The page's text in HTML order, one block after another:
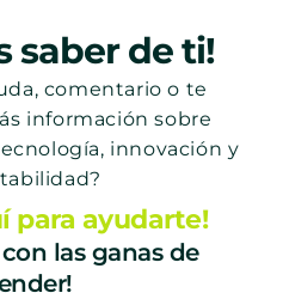
saber de ti!
comentario o te
información sobre
innovación y
para ayudarte!
las ganas de